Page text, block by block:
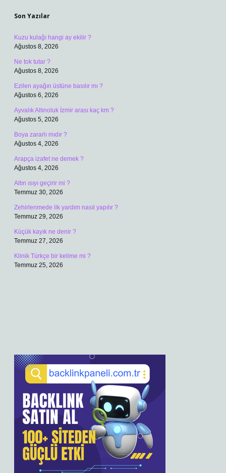
Son Yazılar
Kuzu kulağı hangi ay ekilir ?
Ağustos 8, 2026
Ne tok tutar ?
Ağustos 8, 2026
Ezilen ayağın üstüne basılır mı ?
Ağustos 6, 2026
Ayvalık Altınoluk İzmir arası kaç km ?
Ağustos 5, 2026
Boya zararlı mıdır ?
Ağustos 4, 2026
Arapça izafet ne demek ?
Ağustos 4, 2026
Altın ısıyı geçirir mi ?
Temmuz 30, 2026
Zehirlenmede ilk yardım nasıl yapılır ?
Temmuz 29, 2026
Küçük kayık ne denir ?
Temmuz 27, 2026
Klinik Türkçe bir kelime mi ?
Temmuz 25, 2026